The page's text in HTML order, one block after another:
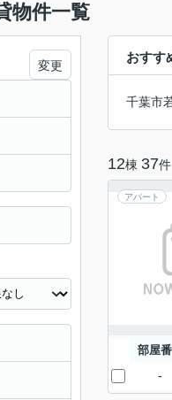
物件一覧
おすす
千葉市
12棟 37件
アパート
部屋
-
変更